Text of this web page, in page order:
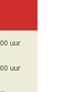
uur
uur